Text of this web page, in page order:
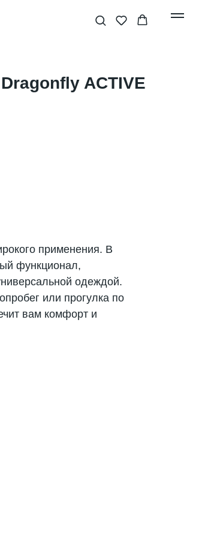
ACTIVE
применения. В
функционал,
одеждой.
или прогулка по
вам комфорт и